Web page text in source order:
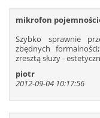
mikrofon
Szybko sprawnie
zbędnych
zresztą służy -
piotr
2012-09-04 10:17:56